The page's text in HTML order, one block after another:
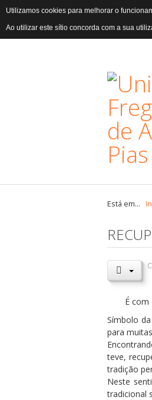
Está em...
É
Símbolo
para
teve,
tradição
Neste
tradicional
Utilizamos cookies para melhorar o
Ao utilizar este sítio concorda com a sua